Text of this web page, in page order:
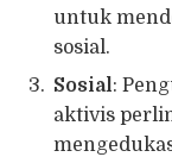
untuk
sosial.
Sosial:
aktivis